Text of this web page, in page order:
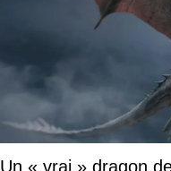
Un « vrai » dragon